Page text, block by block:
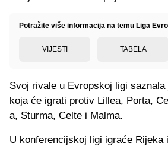
Potražite više informacija na temu Liga
VIJESTI TABELA
Svoj rivale u Evropskoj ligi
koja će igrati protiv Lillea, Porta,
a, Sturma, Celte i Malma.
U konferencijskoj ligi igraće Rijeka